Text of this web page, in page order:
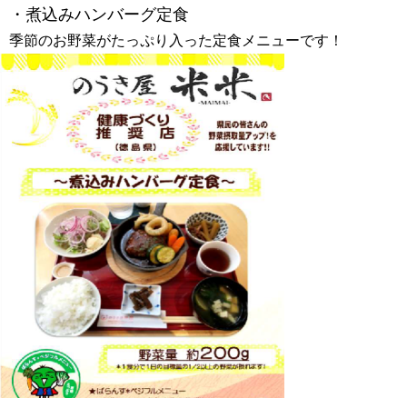
・煮込みハンバーグ定食
季節のお野菜がたっぷり入った定食メニューです！